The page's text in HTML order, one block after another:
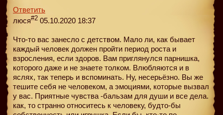
Ответить
люся#2 05.10.2020 18:37
Что-то вас занесло с детством. Мало ли, как бывает
каждый человек должен пройти период роста и
взросления, если здоров. Вам приглянулся парнишка,
которого даже и не знаете толком. Влюбляются и в
яслях, так теперь и вспоминать. Ну, несерьёзно. Вы же
тешите себя не человеком, а эмоциями, которые вызвал
у вас. Приятные чувства -бальзам для души и все дела.
как, то странно относитесь к человеку, будто-бы